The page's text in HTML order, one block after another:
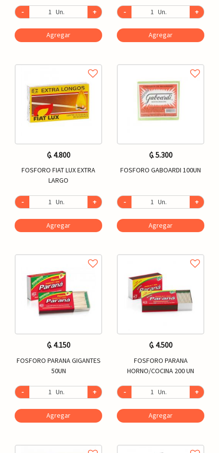
- Un. +
Agregar
- Un. +
Agregar
₲. 4.800
FOSFORO FIAT LUX EXTRA
LARGO
- Un. +
Agregar
₲. 5.300
FOSFORO GABOARDI 100UN
- Un. +
Agregar
₲. 4.150
FOSFORO PARANA GIGANTES
50UN
- Un. +
Agregar
₲. 4.500
FOSFORO PARANA
HORNO/COCINA 200 UN
- Un. +
Agregar